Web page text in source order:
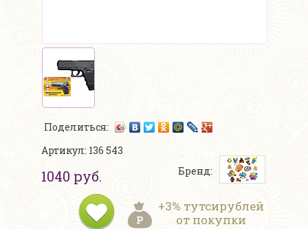
Поделиться:
Артикул: 136 543
1040 руб. Бренд:
+3% тутсирублей
от покупки